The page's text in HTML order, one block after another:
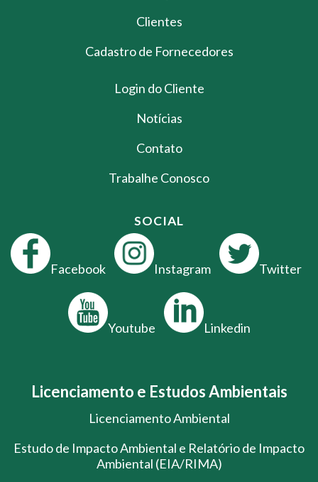
Clientes
Cadastro de Fornecedores
Login do Cliente
Notícias
Contato
Trabalhe Conosco
SOCIAL
Facebook Instagram Twitter
Youtube Linkedin
Licenciamento e Estudos Ambientais
Licenciamento Ambiental
Estudo de Impacto Ambiental e Relatório de Impacto
Ambiental (EIA/RIMA)